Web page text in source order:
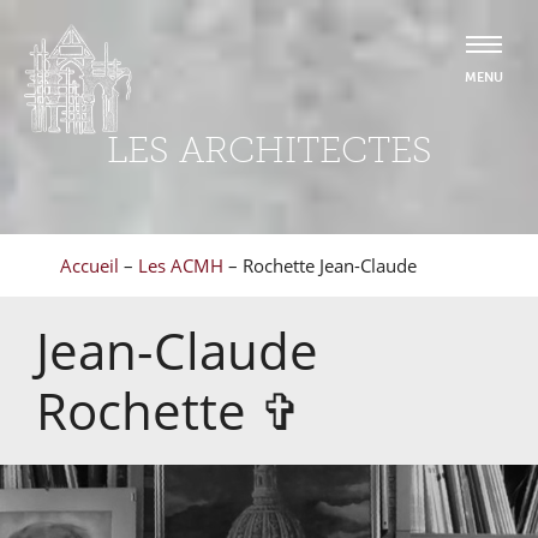
LES ARCHITECTES
Accueil – Les ACMH – Rochette Jean-Claude
Jean-Claude
Rochette ✞